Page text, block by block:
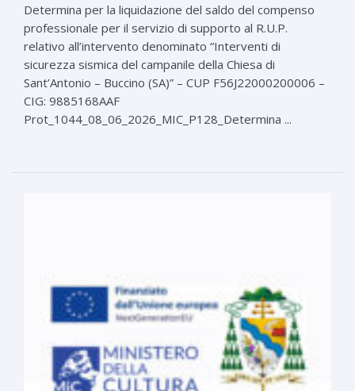
Determina per la liquidazione del saldo del compenso
professionale per il servizio di supporto al R.U.P.
relativo all’intervento denominato “Interventi di
sicurezza sismica del campanile della Chiesa di
Sant’Antonio – Buccino (SA)” – CUP F56J22000200006 –
CIG: 9885168AAF
Prot_1044_08_06_2026_MIC_P128_Determina ...